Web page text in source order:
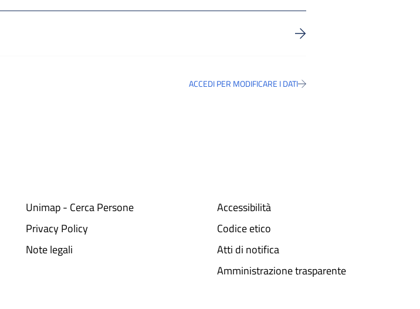
ACCEDI PER MODIFICARE I DATI
Unimap - Cerca Persone
Privacy Policy
Note legali
Accessibilità
Codice etico
Atti di notifica
Amministrazione trasparente